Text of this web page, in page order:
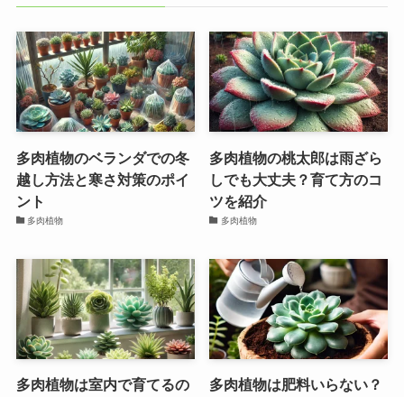
多肉植物のベランダでの冬
越し方法と寒さ対策のポイ
ント
多肉植物
多肉植物の桃太郎は雨ざら
しでも大丈夫？育て方のコ
ツを紹介
多肉植物
多肉植物は室内で育てるの
多肉植物は肥料いらない？